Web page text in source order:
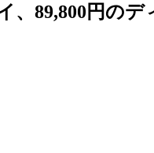
、89,800円の